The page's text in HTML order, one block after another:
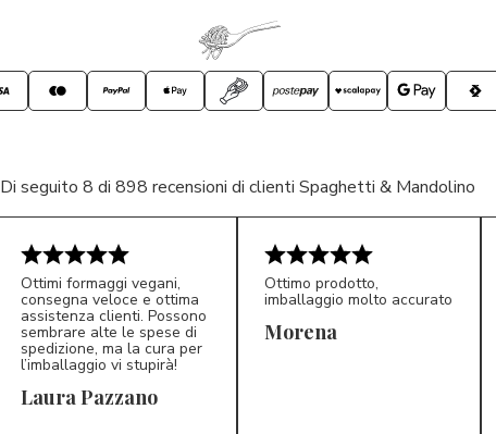
Di seguito 8 di 898 recensioni di clienti Spaghetti & Mandolino
LP 5/5
Ottimi formaggi vegani,
consegna veloce e ottima
assistenza clienti. Possono
sembrare alte le spese di
spedizione, ma la cura per
l’imballaggio vi stupirà!
Laura Pazzano
Ottimo prodotto,
imballaggio molto accurato
Morena